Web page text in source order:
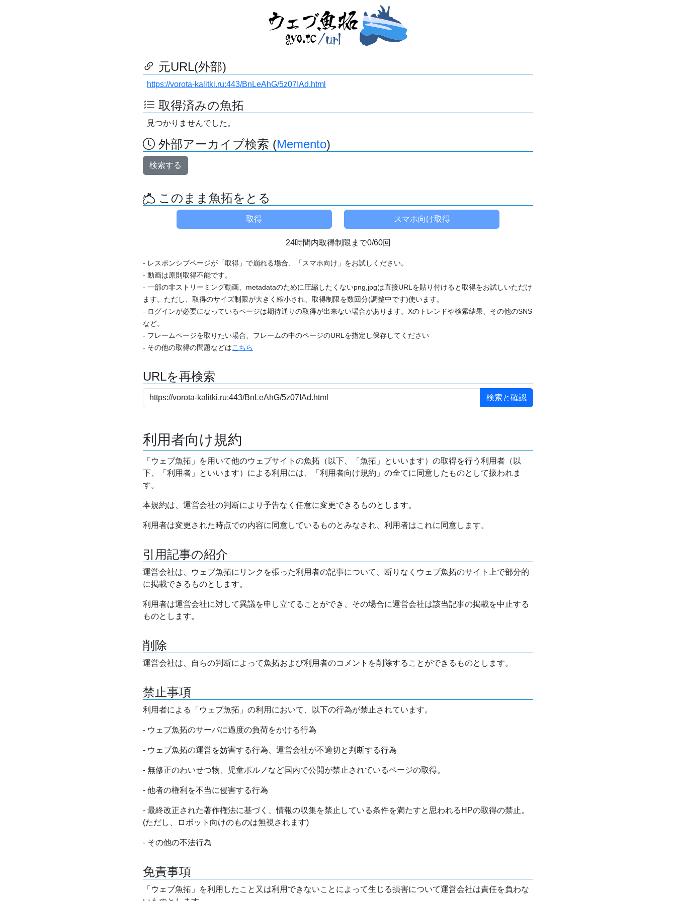
元URL(外部)
https://vorota-kalitki.ru:443/BnLeAhG/5z07IAd.html
取得済みの魚拓
見つかりませんでした。
外部アーカイブ検索 (Memento)
検索する
このまま魚拓をとる
24時間内取得制限まで0/60回
- レスポンシブページが「取得」で崩れる場合、「スマホ向け」をお試しください。
- 動画は原則取得不能です。
- 一部の非ストリーミング動画、metadataのために圧縮したくないpng,jpgは直接URLを貼り付けると取得をお試しいただけ
ます。ただし、取得のサイズ制限が大きく縮小され、取得制限を数回分(調整中です)使います。
- ログインが必要になっているページは期待通りの取得が出来ない場合があります。Xのトレンドや検索結果、その他のSNS
など。
- フレームページを取りたい場合、フレームの中のページのURLを指定し保存してください
- その他の取得の問題などはこちら
URLを再検索
利用者向け規約
「ウェブ魚拓」を用いて他のウェブサイトの魚拓（以下、「魚拓」といいます）の取得を行う利用者（以
下、「利用者」といいます）による利用には、「利用者向け規約」の全てに同意したものとして扱われま
す。
本規約は、運営会社の判断により予告なく任意に変更できるものとします。
利用者は変更された時点での内容に同意しているものとみなされ、利用者はこれに同意します。
引用記事の紹介
運営会社は、ウェブ魚拓にリンクを張った利用者の記事について、断りなくウェブ魚拓のサイト上で部分的
に掲載できるものとします。
利用者は運営会社に対して異議を申し立てることができ、その場合に運営会社は該当記事の掲載を中止する
ものとします。
削除
運営会社は、自らの判断によって魚拓および利用者のコメントを削除することができるものとします。
禁止事項
利用者による「ウェブ魚拓」の利用において、以下の行為が禁止されています。
- ウェブ魚拓のサーバに過度の負荷をかける行為
- ウェブ魚拓の運営を妨害する行為、運営会社が不適切と判断する行為
- 無修正のわいせつ物、児童ポルノなど国内で公開が禁止されているページの取得。
- 他者の権利を不当に侵害する行為
- 最終改正された著作権法に基づく、情報の収集を禁止している条件を満たすと思われるHPの取得の禁止。
(ただし、ロボット向けのものは無視されます)
- その他の不法行為
免責事項
「ウェブ魚拓」を利用したこと又は利用できないことによって生じる損害について運営会社は責任を負わな